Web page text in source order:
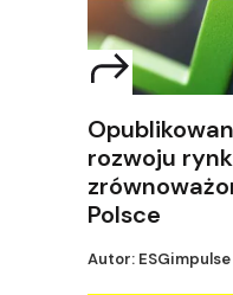
rozwoju
Polsce
Autor: ESGimpulse